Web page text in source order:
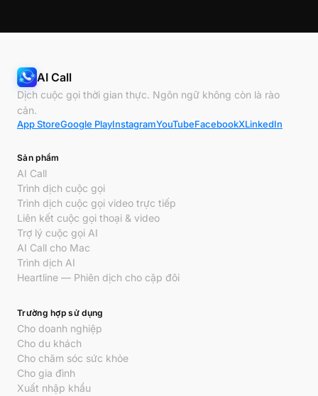
AI Call
Dịch cuộc gọi thời gian thực. Ngôn ngữ không còn là rào
cản.
App StoreGoogle PlayInstagramYouTubeFacebookXLinkedIn
Sản phẩm
AI Call
Trình dịch cuộc gọi
Trình dịch cuộc gọi video trực tiếp
Liên kết cuộc gọi thoại & video
Trợ lý cuộc gọi AI
AI Call cho Mac
Trình dịch AI
Heartline — Phiên dịch cho cặp đôi
Trường hợp sử dụng
Cho doanh nghiệp
Cho du khách
Cho chăm sóc sức khỏe
Cho gia đình
Xuất nhập khẩu